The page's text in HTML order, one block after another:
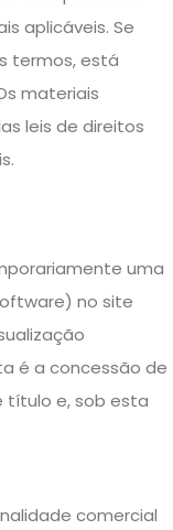
aplicáveis. Se
termos, está
materiais
leis de direitos
uma
no site
é a concessão de
título e, sob esta
comercial